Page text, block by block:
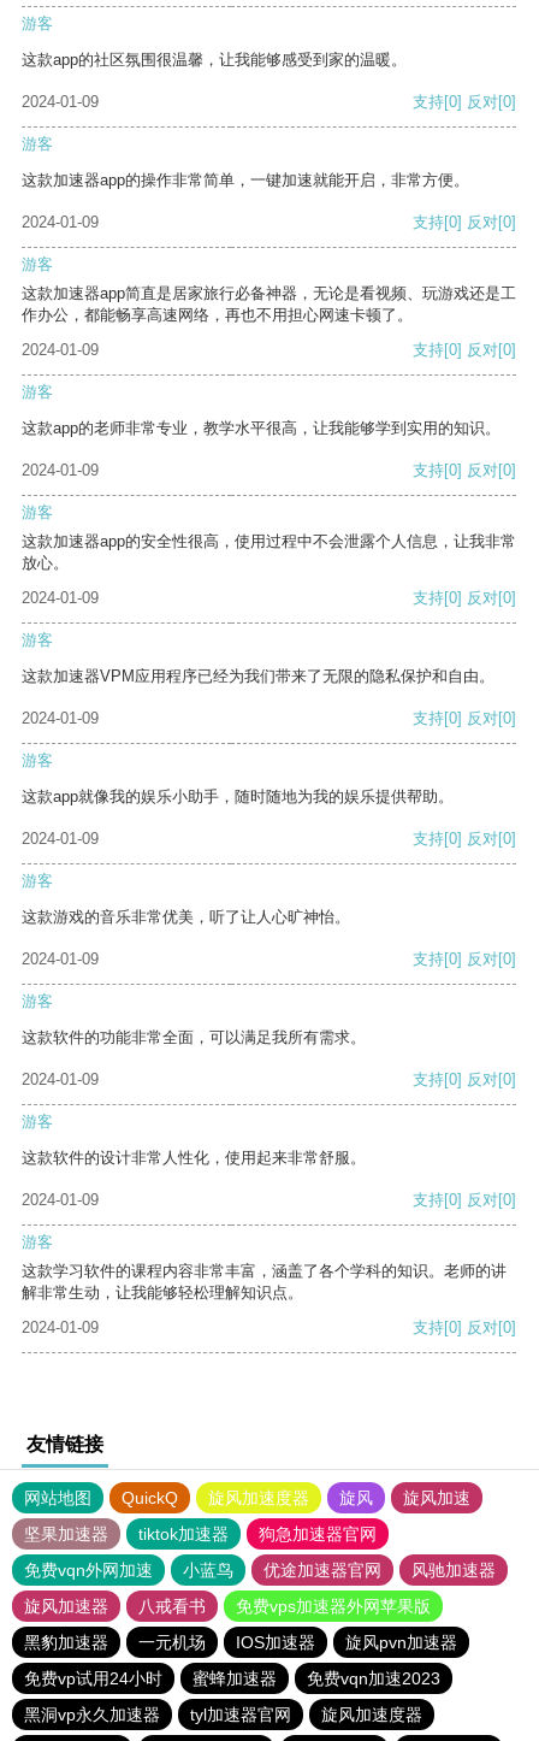
游客
这款app的社区氛围很温馨，让我能够感受到家的温暖。
2024-01-09 支持[0] 反对[0]
游客
这款加速器app的操作非常简单，一键加速就能开启，非常方便。
2024-01-09 支持[0] 反对[0]
游客
这款加速器app简直是居家旅行必备神器，无论是看视频、玩游戏还是工
作办公，都能畅享高速网络，再也不用担心网速卡顿了。
2024-01-09
支持[0] 反对[0]
游客
这款app的老师非常专业，教学水平很高，让我能够学到实用的知识。
2024-01-09 支持[0] 反对[0]
游客
这款加速器app的安全性很高，使用过程中不会泄露个人信息，让我非常
放心。
2024-01-09
支持[0] 反对[0]
游客
这款加速器VPM应用程序已经为我们带来了无限的隐私保护和自由。
2024-01-09 支持[0] 反对[0]
游客
这款app就像我的娱乐小助手，随时随地为我的娱乐提供帮助。
2024-01-09 支持[0] 反对[0]
游客
这款游戏的音乐非常优美，听了让人心旷神怡。
2024-01-09 支持[0] 反对[0]
游客
这款软件的功能非常全面，可以满足我所有需求。
2024-01-09 支持[0] 反对[0]
游客
这款软件的设计非常人性化，使用起来非常舒服。
2024-01-09 支持[0] 反对[0]
游客
这款学习软件的课程内容非常丰富，涵盖了各个学科的知识。老师的讲
解非常生动，让我能够轻松理解知识点。
2024-01-09
支持[0] 反对[0]
友情链接
网站地图 QuickQ 旋风加速度器 旋风
旋风加速
坚果加速器
tiktok加速器
狗急加速器官网
免费vqn外网加速
小蓝鸟 优途加速器官网
风驰加速器
旋风加速器
八戒看书
免费vps加速器外网苹果版
黑豹加速器
一元机场 IOS加速器
旋风pvn加速器
免费vp试用24小时
蜜蜂加速器
免费vqn加速2023
黑洞vp永久加速器
tyl加速器官网 旋风加速度器